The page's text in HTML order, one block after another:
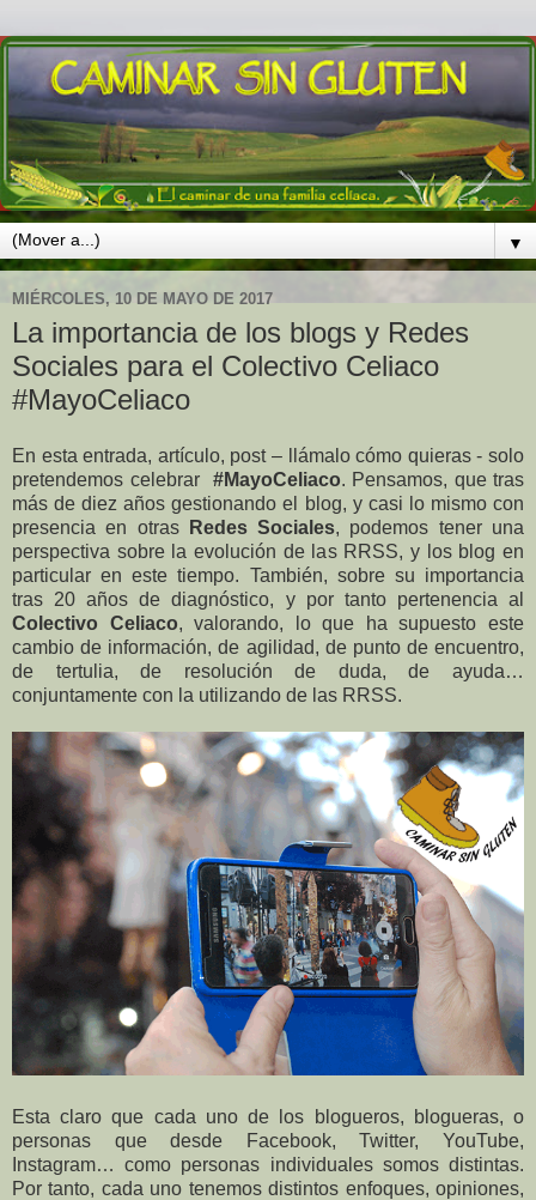
▼
MIÉRCOLES, 10 DE MAYO DE 2017
La importancia de los blogs y Redes
Sociales para el Colectivo Celiaco
#MayoCeliaco
En esta entrada, artículo, post – llámalo cómo quieras - solo
pretendemos celebrar #MayoCeliaco. Pensamos, que tras
más de diez años gestionando el blog, y casi lo mismo con
presencia en otras
Redes Sociales, podemos tener una
perspectiva sobre la evolución de las RRSS, y los blog en
particular en este tiempo. También, sobre su importancia
tras 20 años de diagnóstico, y por tanto pertenencia al
Colectivo Celiaco, valorando, lo que ha supuesto este
cambio de información, de agilidad, de punto de encuentro,
de tertulia, de resolución de duda, de ayuda…
conjuntamente con la utilizando de las RRSS.
Esta claro que cada uno de los blogueros, blogueras, o
personas que desde Facebook, Twitter, YouTube,
Instagram… como personas individuales somos distintas.
Por tanto, cada uno tenemos distintos enfoques, opiniones,